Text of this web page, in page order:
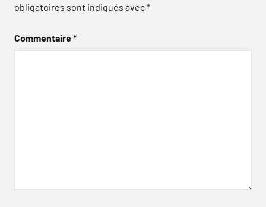
obligatoires sont indiqués avec*
Commentaire*